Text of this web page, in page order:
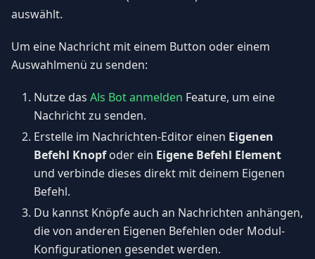
auswählt.
Um eine Nachricht mit einem Button oder einem
Auswahlmenü zu senden:
Nutze das Als Bot anmelden Feature, um eine
Nachricht zu senden.
Erstelle im Nachrichten-Editor einen Eigenen
Befehl Knopfoder ein Eigene Befehl Element
und verbinde dieses direkt mit deinem Eigenen
Befehl.
Du kannst Knöpfe auch an Nachrichten anhängen,
die von anderen Eigenen Befehlen oder Modul-
Konfigurationen gesendet werden.